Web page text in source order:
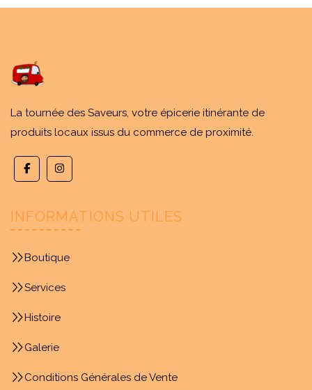
La tournée des Saveurs, votre épicerie itinérante de
produits locaux issus du commerce de proximité.
INFORMATIONS UTILES
Boutique
Services
Histoire
Galerie
Conditions Générales de Vente